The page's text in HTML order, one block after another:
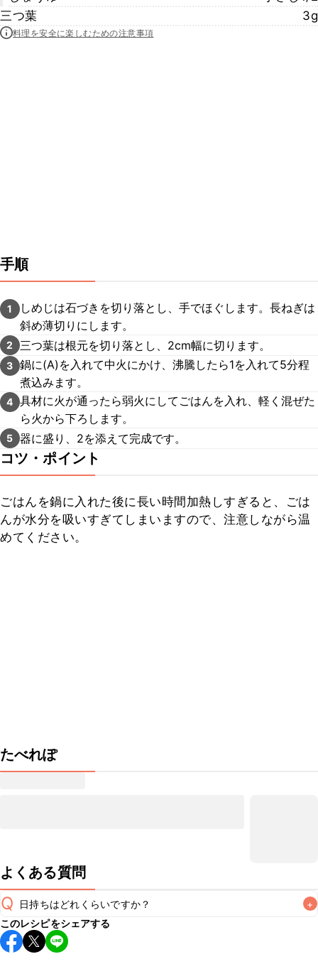
三つ葉
3g
料理を安全に楽しむための注意事項
手順
1
しめじは石づきを切り落とし、手でほぐします。長ねぎは
斜め薄切りにします。
2 三つ葉は根元を切り落とし、2cm幅に切ります。
3 鍋に(A)を入れて中火にかけ、沸騰したら1を入れて5分程
煮込みます。
4 具材に火が通ったら弱火にしてごはんを入れ、軽く混ぜた
ら火から下ろします。
5 器に盛り、2を添えて完成です。
コツ・ポイント
ごはんを鍋に入れた後に長い時間加熱しすぎると、ごは
んが水分を吸いすぎてしまいますので、注意しながら温
めてください。
たべれぽ
よくある質問
Q 日持ちはどれくらいですか？ +
こちらのレシピは出来たてをお召し上がりいただくことをお
すすめします。
このレシピをシェアする